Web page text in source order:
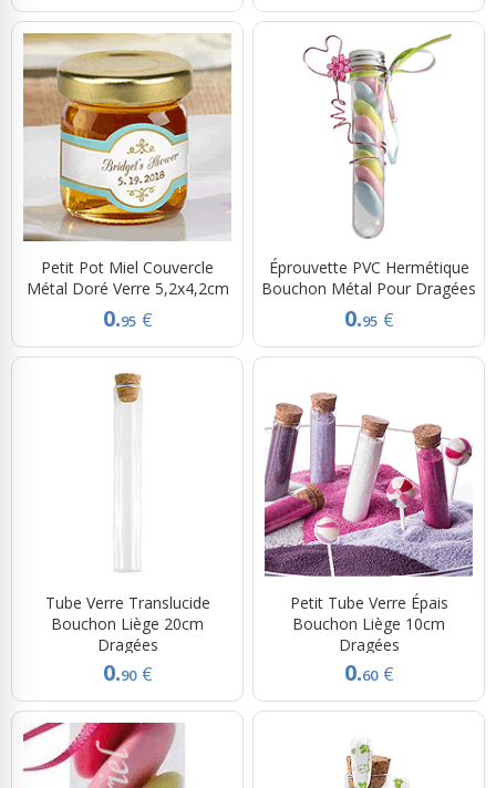
Petit Pot Miel Couvercle
Métal Doré Verre 5,2x4,2cm
0.95 €
Éprouvette PVC Hermétique
Bouchon Métal Pour Dragées
0.95 €
Tube Verre Translucide
Bouchon Liège 20cm
Dragées
0.90 €
Petit Tube Verre Épais
Bouchon Liège 10cm
Dragées
0.60 €